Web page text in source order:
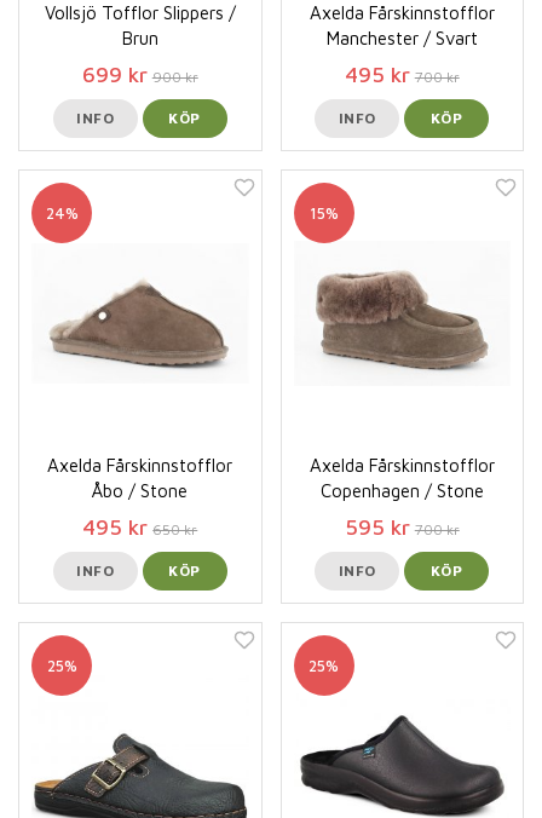
Vollsjö Tofflor Slippers /
Brun
699 kr 900 kr
INFO KÖP
Axelda Fårskinnstofflor
Manchester / Svart
495 kr 700 kr
INFO KÖP
24%
Axelda Fårskinnstofflor
Åbo / Stone
495 kr 650 kr
INFO KÖP
15%
Axelda Fårskinnstofflor
Copenhagen / Stone
595 kr 700 kr
INFO KÖP
25% 25%